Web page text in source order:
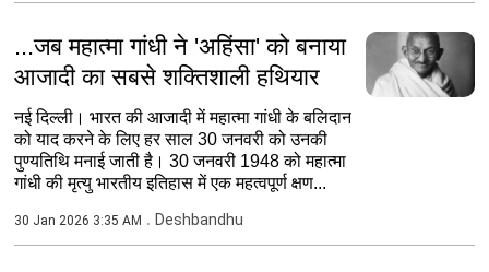
...जब महात्मा गांधी ने 'अहिंसा' को बनाया
आजादी का सबसे शक्तिशाली हथियार
नई दिल्ली। भारत की आजादी में महात्मा गांधी के बलिदान
को याद करने के लिए हर साल 30 जनवरी को उनकी
पुण्यतिथि मनाई जाती है। 30 जनवरी 1948 को महात्मा
गांधी की मृत्यु भारतीय इतिहास में एक महत्वपूर्ण क्षण...
30 Jan 2026 3:35 AM Deshbandhu